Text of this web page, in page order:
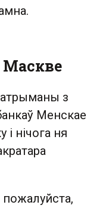
атрыманы з
Менскае
і нічога ня